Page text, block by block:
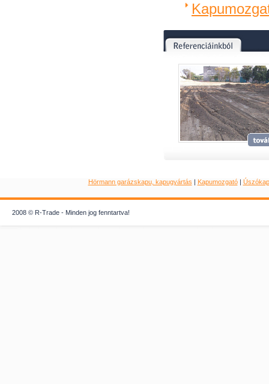
Hörmann garázskapu, kapugyártás | Kapumozgató|
2008 © R-Trade - Minden jog fenntartva!